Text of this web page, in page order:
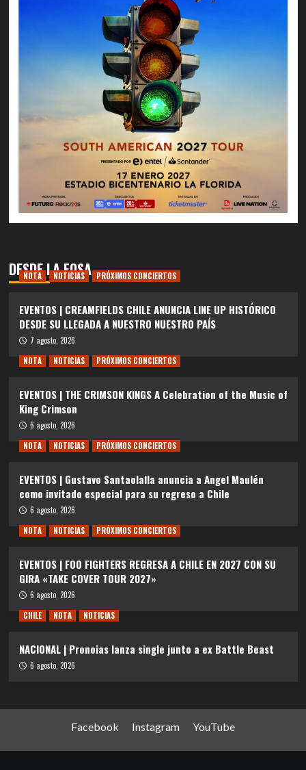
DESDE LA FOSA
NOTA NOTICIAS PRÓXIMOS CONCIERTOS
EVENTOS | CREAMFIELDS CHILE ANUNCIA LINE UP HISTÓRICO
DESDE SU LLEGADA A NUESTRO NUESTRO PAÍS
7 agosto, 2026
NOTA
NOTICIAS PRÓXIMOS CONCIERTOS
EVENTOS | THE CRIMSON KINGS A Celebration of the Music of
King Crimson
6 agosto, 2026
NOTA
NOTICIAS PRÓXIMOS CONCIERTOS
EVENTOS | Gustavo Santaolalla anuncia a Angel Maulén
como invitado especial para su regreso a Chile
6 agosto, 2026
NOTA
NOTICIAS PRÓXIMOS CONCIERTOS
EVENTOS | FOO FIGHTERS REGRESA A CHILE EN 2027 CON SU
GIRA «TAKE COVER TOUR 2027»
6 agosto, 2026
CHILE
NOTA NOTICIAS
NACIONAL | Pronoias lanza single junto a ex Battle Beast
6 agosto, 2026
Facebook Instagram YouTube